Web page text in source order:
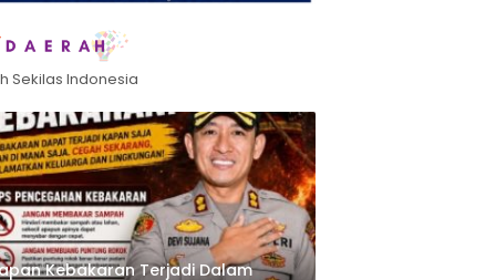
Sekilas Indonesia
Kebakaran Terjadi Dalam